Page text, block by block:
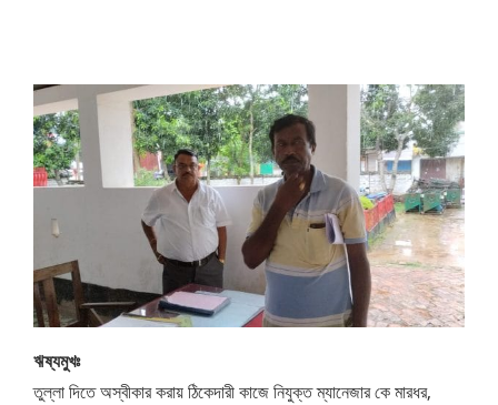
ঋষ্যমুখঃ
তুল্লা দিতে অস্বীকার করায় ঠিকেদারী কাজে নিযুক্ত ম্যানেজার কে মারধর,